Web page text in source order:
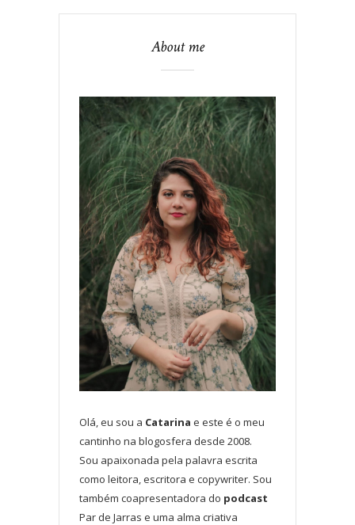
About me
Olá, eu sou a Catarina e este é o meu
cantinho na blogosfera desde 2008.
Sou apaixonada pela palavra escrita
como leitora, escritora e copywriter. Sou
também coapresentadora do podcast
Par de Jarras e uma alma criativa